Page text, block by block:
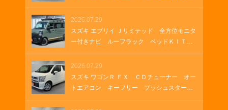
プラス シートヒーター ２１インチＲＳ
Ｓｐｙｄｅｒデザインホイール アダプティ
ブクルーズコントロール アダプティブエア
サスペンション ＥＴＣ２．０
2026.07.29
スズキ エブリイ Ｊリミテッド 全方位モニタ
ー付きナビ ルーフラック ベッドＫＩＴ
グリルガードバー ＥＴＣ ラバーマット
ＬＥＤヘッドランプ ＬＥＤフォグランプ
オートエアコン 両側パワースライド ＵＳ
Ｂソケット ＨＤＭＩ
2026.07.29
スズキ ワゴンＲ ＦＸ ＣＤチューナー オー
トエアコン キーフリー プッシュスター
ト シートヒーター